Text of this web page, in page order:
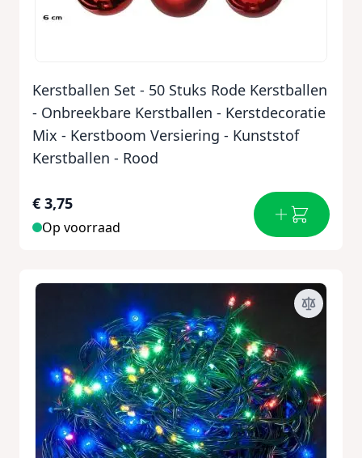
Kerstballen Set - 50 Stuks Rode Kerstballen
- Onbreekbare Kerstballen - Kerstdecoratie
Mix - Kerstboom Versiering - Kunststof
Kerstballen - Rood
€ 3,75
Op voorraad